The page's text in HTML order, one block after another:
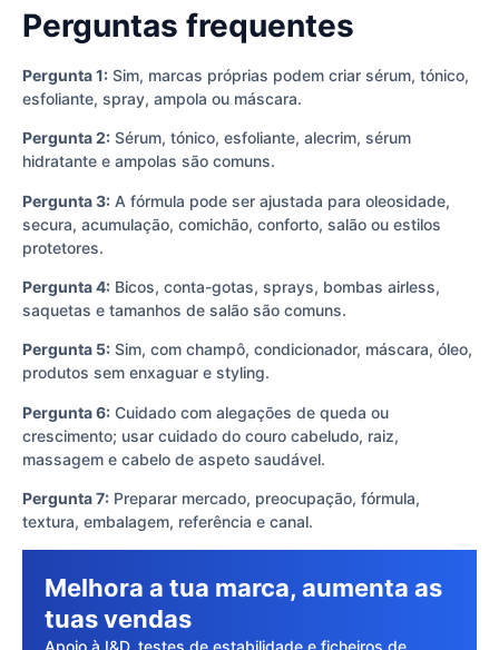
Perguntas frequentes
Pergunta 1: Sim, marcas próprias podem criar sérum, tónico,
esfoliante, spray, ampola ou máscara.
Pergunta 2: Sérum, tónico, esfoliante, alecrim, sérum
hidratante e ampolas são comuns.
Pergunta 3: A fórmula pode ser ajustada para oleosidade,
secura, acumulação, comichão, conforto, salão ou estilos
protetores.
Pergunta 4: Bicos, conta-gotas, sprays, bombas airless,
saquetas e tamanhos de salão são comuns.
Pergunta 5: Sim, com champô, condicionador, máscara, óleo,
produtos sem enxaguar e styling.
Pergunta 6: Cuidado com alegações de queda ou
crescimento; usar cuidado do couro cabeludo, raiz,
massagem e cabelo de aspeto saudável.
Pergunta 7: Preparar mercado, preocupação, fórmula,
textura, embalagem, referência e canal.
Melhora a tua marca, aumenta as
tuas vendas
Apoio à I&D, testes de estabilidade e ficheiros de